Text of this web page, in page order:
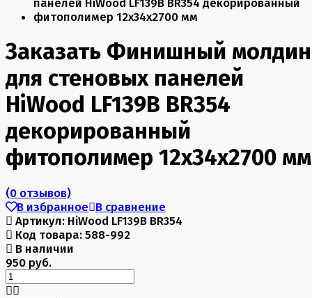
Заказать Финишный
для стеновых панелей
HiWood LF139B BR354
декорированный
фитополимер 12х34х2700 мм
(0 отзывов)
В избранное В сравнение
Артикул: HiWood LF139B BR354
Код товара: 588-992
В наличии
950 руб.